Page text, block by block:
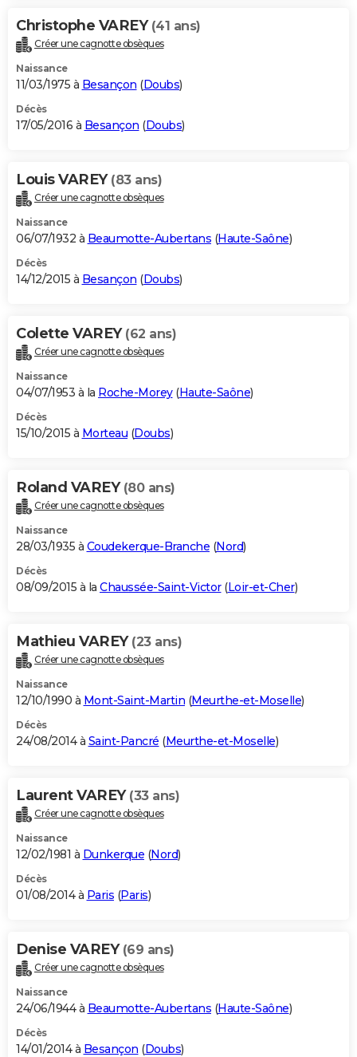
Christophe VAREY (41 ans)
Créer une cagnotte obsèques
Naissance
11/03/1975 à Besançon (Doubs)
Décès
17/05/2016 à Besançon (Doubs)
Louis VAREY (83 ans)
Créer une cagnotte obsèques
Naissance
06/07/1932 à Beaumotte-Aubertans (Haute-Saône)
Décès
14/12/2015 à Besançon (Doubs)
Colette VAREY (62 ans)
Créer une cagnotte obsèques
Naissance
04/07/1953 à la Roche-Morey(Haute-Saône)
Décès
15/10/2015 à Morteau (Doubs)
Roland VAREY (80 ans)
Créer une cagnotte obsèques
Naissance
28/03/1935 à Coudekerque-Branche (Nord)
Décès
08/09/2015 à la Chaussée-Saint-Victor(Loir-et-Cher)
Mathieu VAREY (23 ans)
Créer une cagnotte obsèques
Naissance
12/10/1990 à Mont-Saint-Martin (Meurthe-et-Moselle)
Décès
24/08/2014 à Saint-Pancré (Meurthe-et-Moselle)
Laurent VAREY (33 ans)
Créer une cagnotte obsèques
Naissance
12/02/1981 à Dunkerque (Nord)
Décès
01/08/2014 à Paris (Paris)
Denise VAREY (69 ans)
Créer une cagnotte obsèques
Naissance
24/06/1944 à Beaumotte-Aubertans (Haute-Saône)
Décès
14/01/2014 à Besançon (Doubs)